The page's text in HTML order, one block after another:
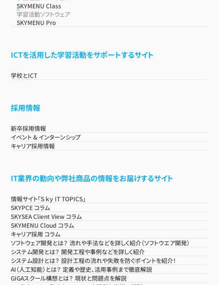
SKYMENU Class
学習活動ソフトウェア
SKYMENU Pro
ICTを活用した学習活動をサポートするサイト
学校とICT
採用情報
新卒採用情報
イベント & インターンシップ
キャリア採用情報
IT業界の動向や弊社商品の情報をお届けするサイト
情報サイト「Ｓｋｙ IT TOPICS」
SKYPCE コラム
SKYSEA Client View コラム
SKYMENU Cloud コラム
キャリア採用 コラム
ソフトウェア開発とは？ 流れや手法などを詳しく紹介（ソフトウエア開発）
システム開発とは？ 開発工程や事例などを詳しく紹介
システム設計とは？ 設計工程の流れや失敗を防ぐポイントを紹介！
AI（人工知能）とは？ 定義や歴史、活用事例まで徹底解説
GIGAスクール構想とは？ 現状と問題点を解説